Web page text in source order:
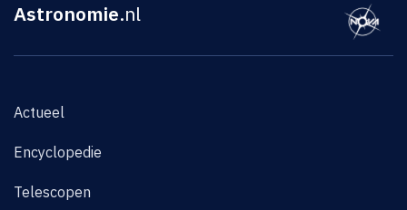
Astronomie.nl
Actueel
Encyclopedie
Telescopen